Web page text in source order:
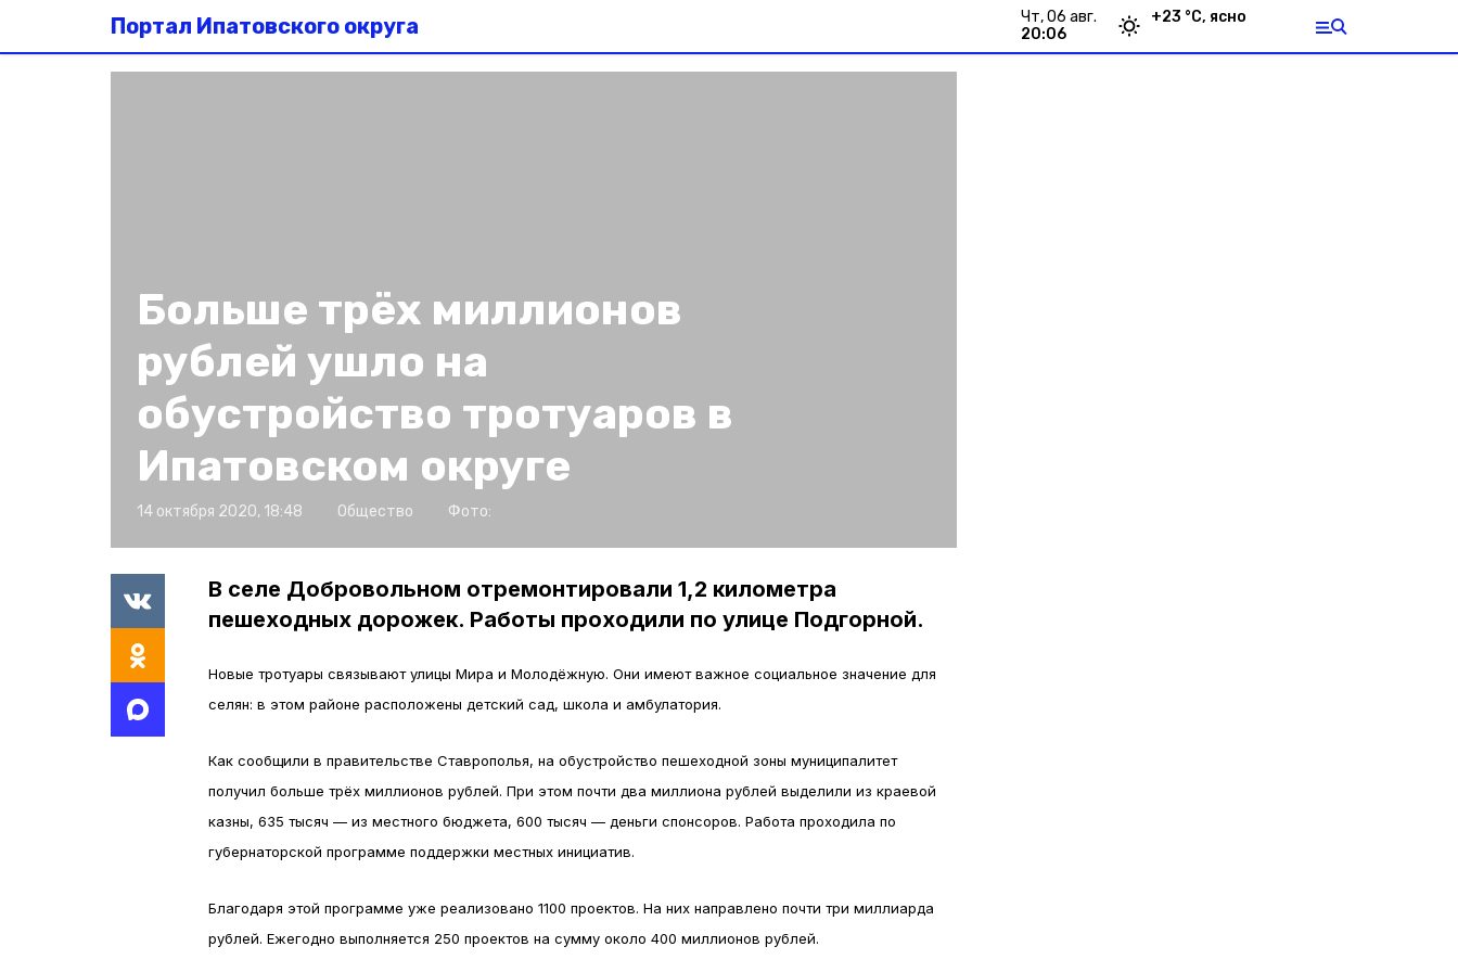
Портал Ипатовского округа
чт, 06 авг.
20:06
+23 °С, ясно
Больше трёх миллионов
рублей ушло на
обустройство тротуаров в
Ипатовском округе
14 октября 2020, 18:48 Общество Фото:
В селе Добровольном отремонтировали 1,2 километра
пешеходных дорожек. Работы проходили по улице Подгорной.
Новые тротуары связывают улицы Мира и Молодёжную. Они имеют важное социальное значение для
селян: в этом районе расположены детский сад, школа и амбулатория.
Как сообщили в правительстве Ставрополья, на обустройство пешеходной зоны муниципалитет
получил больше трёх миллионов рублей. При этом почти два миллиона рублей выделили из краевой
казны, 635 тысяч — из местного бюджета, 600 тысяч — деньги спонсоров. Работа проходила по
губернаторской программе поддержки местных инициатив.
Благодаря этой программе уже реализовано 1100 проектов. На них направлено почти три миллиарда
рублей. Ежегодно выполняется 250 проектов на сумму около 400 миллионов рублей.